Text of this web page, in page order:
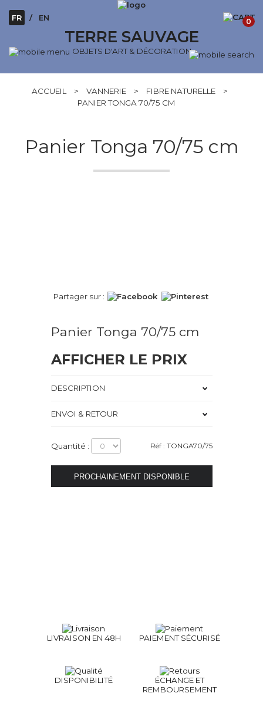
TERRE SAUVAGE
OBJETS D'ART & DÉCORATION
FR EN 0
ACCUEIL > VANNERIE > FIBRE NATURELLE
>
PANIER TONGA 70/75 CM
Panier Tonga 70/75 cm
Partager sur :
Panier Tonga 70/75 cm
AFFICHER LE PRIX
DESCRIPTION
ENVOI & RETOUR
Quantité : Réf : TONGA70/75
LIVRAISON EN 48H PAIEMENT SÉCURISÉ
DISPONIBILITÉ
ÉCHANGE ET
REMBOURSEMENT